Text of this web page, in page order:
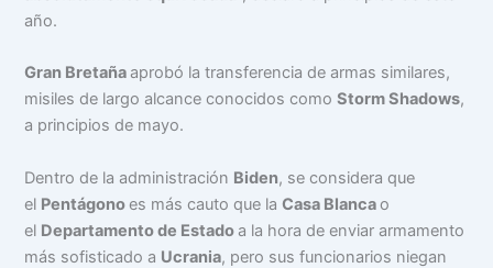
año.
Gran Bretaña aprobó la transferencia de armas similares,
misiles de largo alcance conocidos comoStorm Shadows,
a principios de mayo.
Dentro de la administración Biden, se considera que
el Pentágono es más cauto que laCasa Blanca o
el Departamento de Estado a la hora de enviar armamento
más sofisticado a Ucrania, pero sus funcionarios niegan